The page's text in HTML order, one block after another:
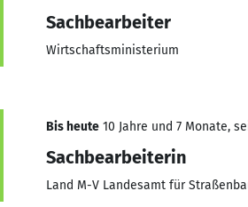
Sachbearbeiter
Wirtschaftsministerium
Bis heute 10 Jahre und 7 Monate,
Sachbearbeiterin
Land M-V Landesamt für